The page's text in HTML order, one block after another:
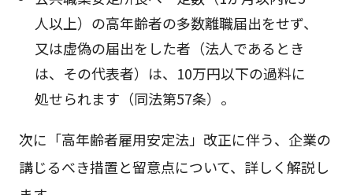
人以上）の高年齢者の多数離職届出をせず、
又は虚偽の届出をした者（法人であるとき
は、その代表者）は、10万円以下の過料に
処せられます（同法第57条）。
次に「高年齢者雇用安定法」改正に伴う、企業の
講じるべき措置と留意点について、詳しく解説し